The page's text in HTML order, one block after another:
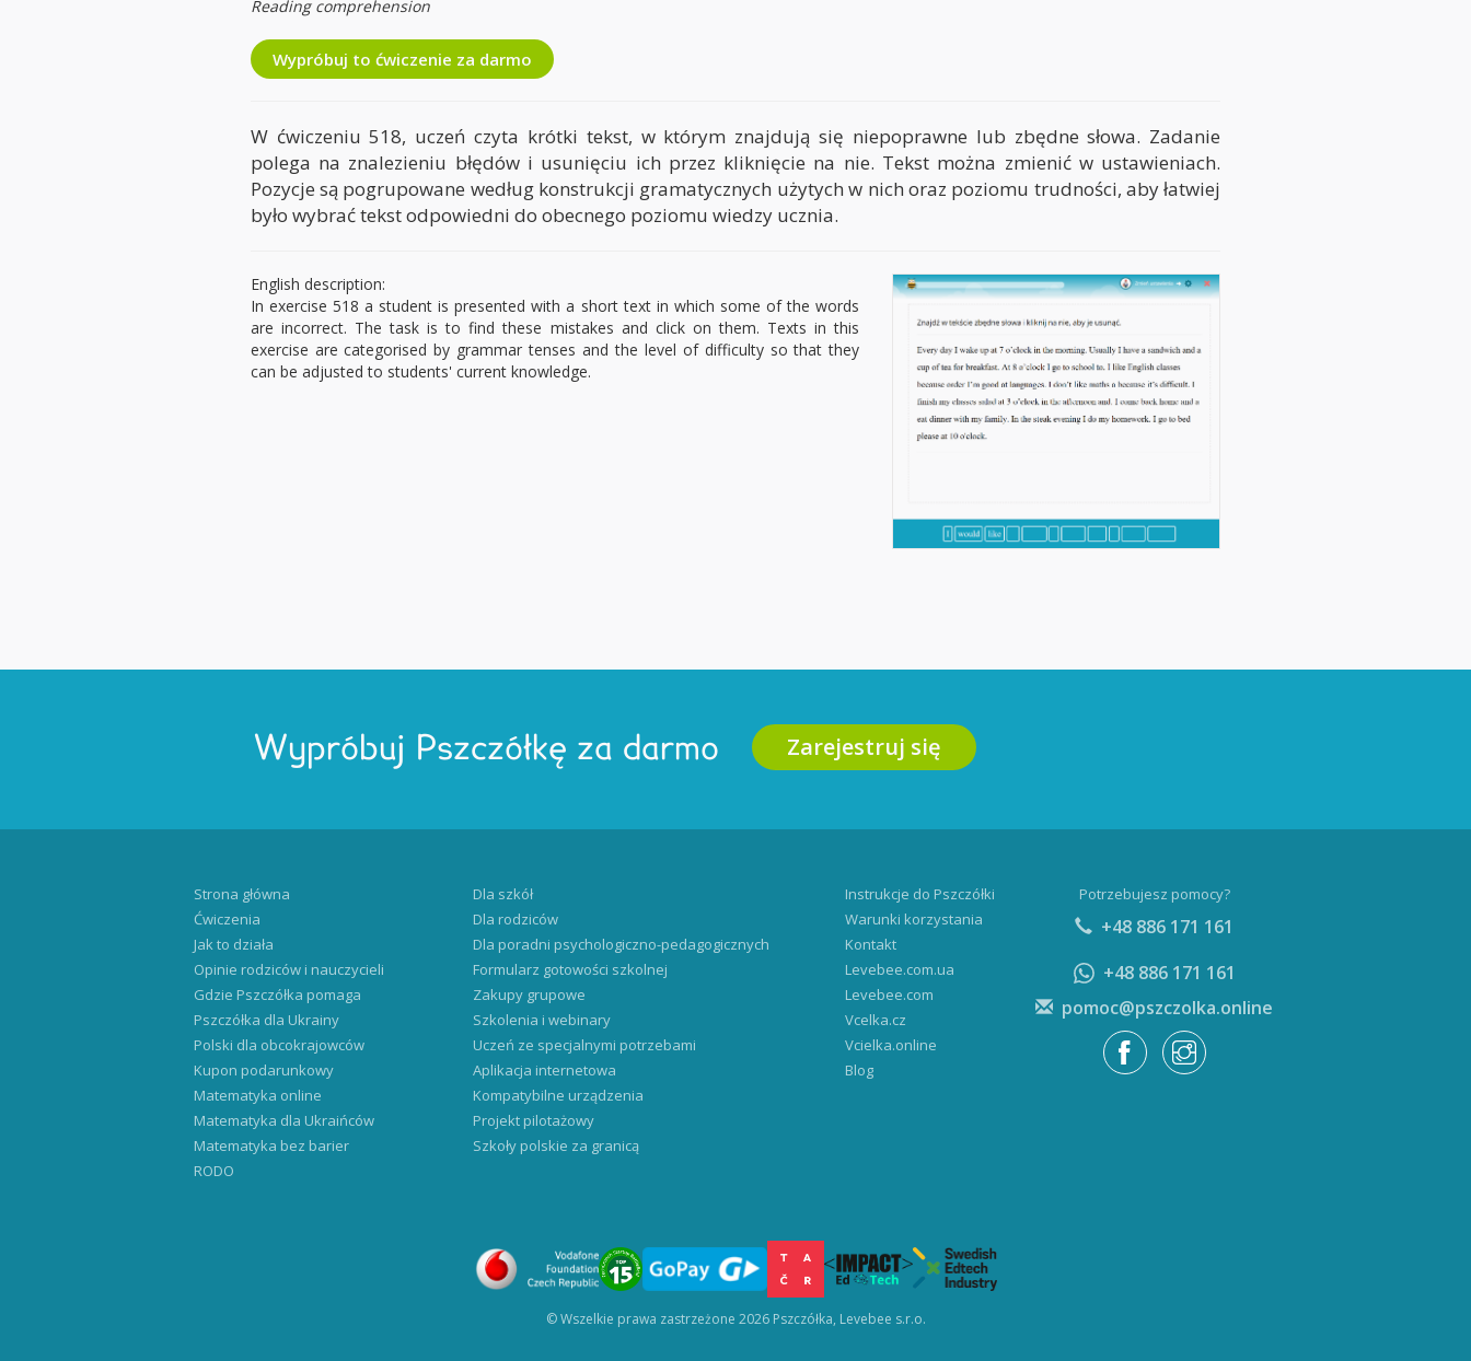
Reading comprehension
Wypróbuj to ćwiczenie za darmo
W ćwiczeniu 518, uczeń czyta krótki tekst, w którym znajdują się niepoprawne lub zbędne słowa. Zadanie
polega na znalezieniu błędów i usunięciu ich przez kliknięcie na nie. Tekst można zmienić w ustawieniach.
Pozycje są pogrupowane według konstrukcji gramatycznych użytych w nich oraz poziomu trudności, aby łatwiej
było wybrać tekst odpowiedni do obecnego poziomu wiedzy ucznia.
English description:
In exercise 518 a student is presented with a short text in which some of the words
are incorrect. The task is to find these mistakes and click on them. Texts in this
exercise are categorised by grammar tenses and the level of difficulty so that they
can be adjusted to students' current knowledge.
Wypróbuj Pszczółkę za darmo Zarejestruj się
Strona główna
Ćwiczenia
Jak to działa
Opinie rodziców i nauczycieli
Gdzie Pszczółka pomaga
Pszczółka dla Ukrainy
Polski dla obcokrajowców
Kupon podarunkowy
Matematyka online
Matematyka dla Ukraińców
Matematyka bez barier
RODO
Dla szkół
Dla rodziców
Dla poradni psychologiczno-pedagogicznych
Formularz gotowości szkolnej
Zakupy grupowe
Szkolenia i webinary
Uczeń ze specjalnymi potrzebami
Aplikacja internetowa
Kompatybilne urządzenia
Projekt pilotażowy
Szkoły polskie za granicą
Instrukcje do Pszczółki
Warunki korzystania
Kontakt
Levebee.com.ua
Levebee.com
Vcelka.cz
Vcielka.online
Blog
Potrzebujesz pomocy?
+48 886 171 161
+48 886 171 161
pomoc@pszczolka.online
© Wszelkie prawa zastrzeżone 2026 Pszczółka, Levebee s.r.o.